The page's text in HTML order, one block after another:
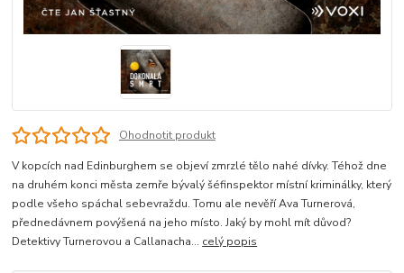
Ohodnotit produkt
V kopcích nad Edinburghem se objeví zmrzlé tělo nahé dívky. Téhož dne
na druhém konci města zemře bývalý šéfinspektor místní kriminálky, který
podle všeho spáchal sebevraždu. Tomu ale nevěří Ava Turnerová,
přednedávnem povýšená na jeho místo. Jaký by mohl mít důvod?
Detektivy Turnerovou a Callanacha... celý popis